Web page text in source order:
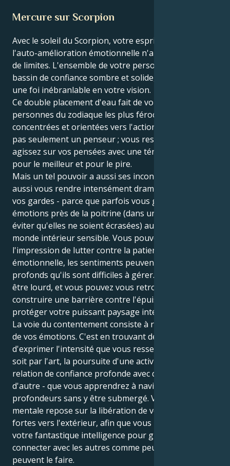
Mercure sur Scorpion
Avec le soleil du Scorpion, votre esprit est profond,
l'auto-amélioration émotionnelle n'a que peu ou pas
de limites. L'ensemble de votre personnalité est un
bassin de confiance sombre et solide, et vous avez
une foi inébranlable en votre vision.
Ce double placement d'eau fait de vous l'une des
personnes du zodiaque les plus férocement
concentrées et orientées vers l'action. Vous n'êtes
pas seulement un penseur ; vous ressentez et
agissez sur vos pensées avec une ténacité farouche,
pour le meilleur et pour le pire.
Mais un tel pouvoir a aussi ses inconvénients. Il peut
aussi vous rendre intensément dramatique et sur
vos gardes - parce que parfois vous gardez vos
émotions près de la poitrine (dans un effort pour
éviter qu'elles ne soient écrasées) autour de ce
monde intérieur sensible. Vous pouvez avoir
l'impression de lutter contre la patience
émotionnelle, les sentiments peuvent être si
profonds qu'ils sont difficiles à gérer. Le monde peut
être lourd, et vous pouvez vous retrouver à
construire une barrière contre l'épuisement pour
protéger votre puissant paysage intérieur.
La voie du contentement consiste à recadrer le rôle
de vos émotions. C'est en trouvant des moyens sains
d'exprimer l'intensité que vous ressentez - que ce
soit par l'art, la poursuite d'une activité ou une
relation de confiance profonde avec quelqu'un
d'autre - que vous apprendrez à naviguer dans les
profondeurs sans y être submergé. Votre santé
mentale repose sur la libération de vos émotions
fortes vers l'extérieur, afin que vous puissiez utiliser
votre fantastique intelligence pour guérir et vous
connecter avec les autres comme peu de gens
peuvent le faire.